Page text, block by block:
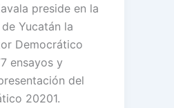
preside en la
Yucatán la
Democrático
ensayos y
del
20201.